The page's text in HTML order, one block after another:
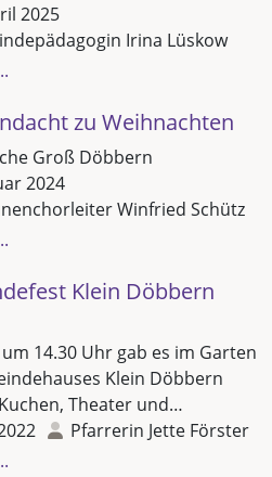
2025
Irina Lüskow
zu Weihnachten
Groß Döbbern
2024
Winfried Schütz
Klein Döbbern
um 14.30 Uhr gab es im Garten
Klein Döbbern
Theater und…
Pfarrerin Jette Förster